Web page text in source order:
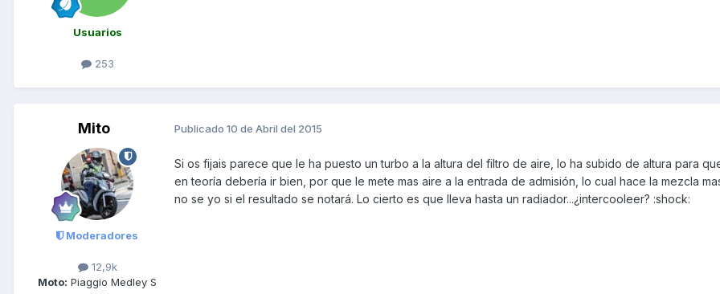
Usuarios
253
Mito
Moderadores
12,9k
Moto: Piaggio Medley S
Publicado 10 de Abril del 2015
Si os fijais parece que le ha puesto un turbo a la altura del filtro de aire, lo ha subido de altura para
en teoría debería ir bien, por que le mete mas aire a la entrada de admisión, lo cual hace la mezcla
no se yo si el resultado se notará. Lo cierto es que lleva hasta un radiador...¿intercooleer? :shock: